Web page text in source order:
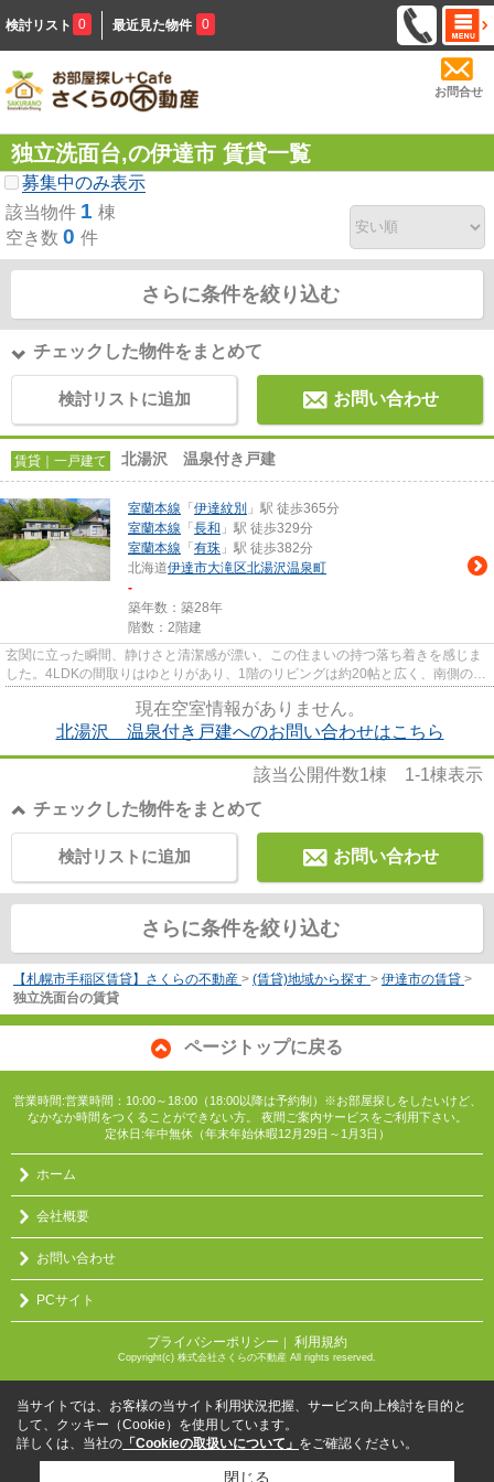
検討リスト 0 最近見た物件 0
お問合せ
独立洗面台,の伊達市 賃貸一覧
募集中のみ表示
該当物件 1 棟
空き数 0 件
さらに条件を絞り込む
チェックした物件をまとめて
検討リストに追加 お問い合わせ
賃貸｜一戸建て 北湯沢 温泉付き戸建
室蘭本線 「 伊達紋別 」駅 徒歩365分
室蘭本線 「 長和 」駅 徒歩329分
室蘭本線 「 有珠 」駅 徒歩382分
北海道伊達市大滝区北湯沢温泉町
-
築年数：築28年
階数：2階建
玄関に立った瞬間、静けさと清潔感が漂い、この住まいの持つ落ち着きを感じま
した。4LDKの間取りはゆとりがあり、1階のリビングは約20帖と広く、南側の窓
現在空室情報がありません。
北湯沢 温泉付き戸建へのお問い合わせはこちら
該当公開件数1棟 1-1棟表示
チェックした物件をまとめて
お問い合わせ
検討リストに追加
さらに条件を絞り込む
【札幌市手稲区賃貸】さくらの不動産 > (賃貸)地域から探す > 伊達市の賃貸 >
独立洗面台の賃貸
ページトップに戻る
営業時間:営業時間：10:00～18:00（18:00以降は予約制）※お部屋探しをしたいけど、
なかなか時間をつくることができない方。 夜間ご案内サービスをご利用下さい。
定休日:年中無休（年末年始休暇12月29日～1月3日）
ホーム
会社概要
お問い合わせ
PCサイト
プライバシーポリシー ｜ 利用規約
Copyright(c) 株式会社さくらの不動産 All rights reserved.
当サイトでは、お客様の当サイト利用状況把握、サービス向上検討を目的と
して、クッキー（Cookie）を使用しています。
詳しくは、当社の 「Cookieの取扱いについて」 をご確認ください。
閉じる